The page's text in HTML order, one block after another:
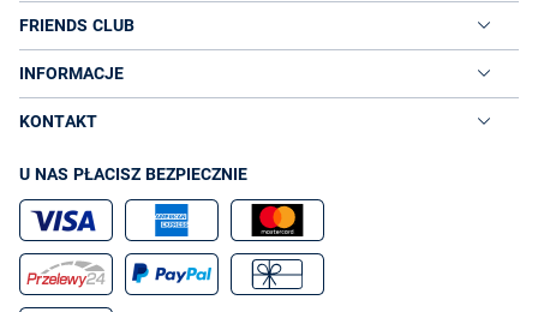
FRIENDS CLUB
INFORMACJE
KONTAKT
U NAS PŁACISZ BEZPIECZNIE